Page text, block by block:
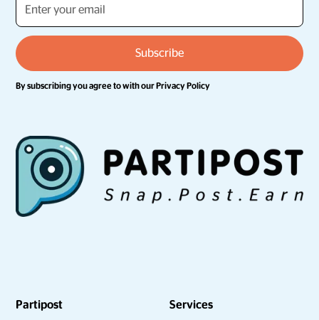
By subscribing you agree to with ourPrivacy Policy
Partipost Services